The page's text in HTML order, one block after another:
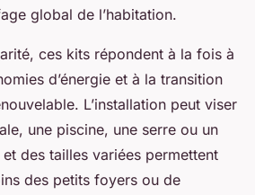
global de l’habitation.
ces kits répondent à la fois à
d’énergie et à la transition
L’installation peut viser
une piscine, une serre ou un
des tailles variées permettent
des petits foyers ou de